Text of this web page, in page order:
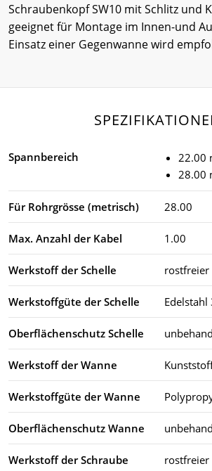
Schraubenkopf SW10 mit Schlitz und
geeignet für Montage im Innen-und
Einsatz einer Gegenwanne wird
Spannbereich
22.00
28.00
Für Rohrgrösse (metrisch) 28.00
Max. Anzahl der Kabel 1.00
Werkstoff der Schelle rostfreier
Werkstoffgüte der Schelle
Oberflächenschutz Schelle
Werkstoff der Wanne
Werkstoffgüte der Wanne
Oberflächenschutz Wanne
Werkstoff der Schraube rostfreier